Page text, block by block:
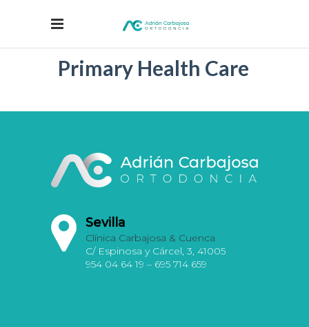
Primary Health Care
Sevilla
Clínica Carbajosa & Cuenca
C/ Espinosa y Cárcel, 3, 41005
954 04 64 19 – 695 714 659